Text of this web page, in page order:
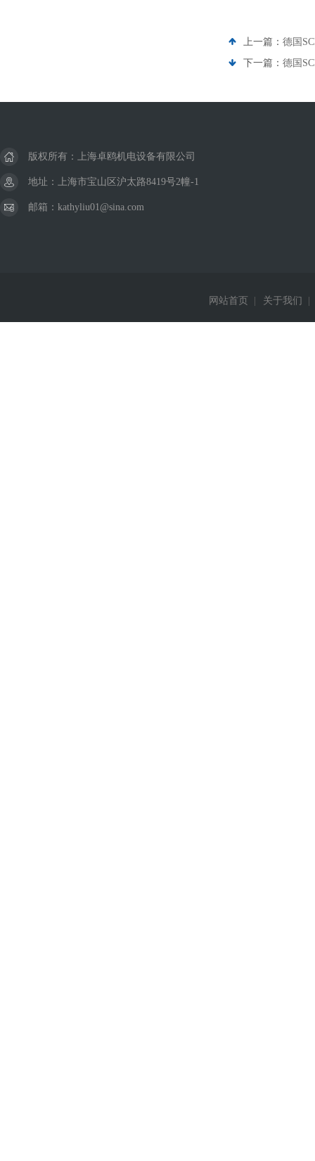
上一篇： 德国
下一篇： 德国
版权所有：上海卓鸥机电设备有限公司
地址：上海市宝山区沪太路8419号2幢-1
邮箱：kathyliu01@sina.com
网站首页 关于我们